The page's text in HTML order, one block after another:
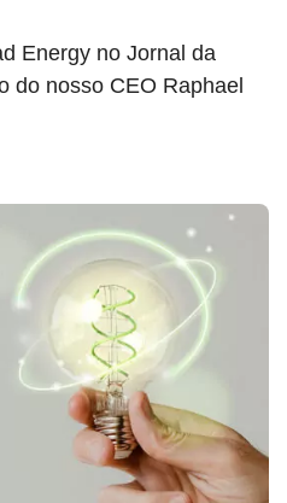
Energy no Jornal da
do nosso CEO Raphael